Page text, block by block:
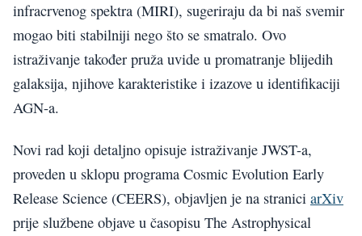
infracrvenog spektra (MIRI), sugeriraju da bi naš svemir
mogao biti stabilniji nego što se smatralo. Ovo
istraživanje također pruža uvide u promatranje blijedih
galaksija, njihove karakteristike i izazove u identifikaciji
AGN-a.
Novi rad koji detaljno opisuje istraživanje JWST-a,
proveden u sklopu programa Cosmic Evolution Early
Release Science (CEERS), objavljen je na stranici arXiv
prije službene objave u časopisu The Astrophysical